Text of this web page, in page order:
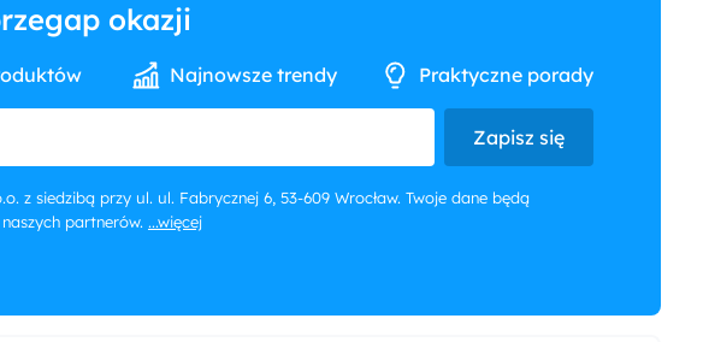
okazji
Najnowsze trendy Praktyczne porady
Zapisz się
z siedzibą przy ul. ul. Fabrycznej 6, 53-609 Wrocław. Twoje dane będą
partnerów. ...więcej